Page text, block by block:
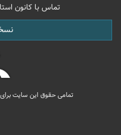
تماس با کانون
تمامی حقوق این سایت